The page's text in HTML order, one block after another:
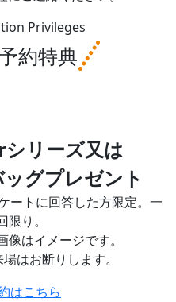
Privileges
約特典
リーズ又は
グプレゼント
ートに回答した方限定。一
り。
はイメージです。
はお断りします。
はこちら